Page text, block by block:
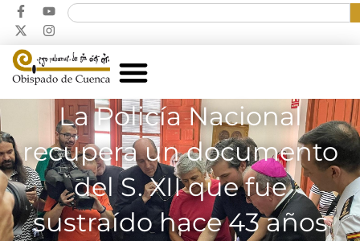
La Policía Nacional
recupera un documento
del S. XII que fue
sustraído hace 43 años